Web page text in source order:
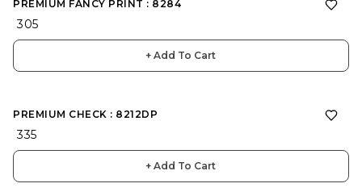
PREMIUM FANCY PRINT : 8284
₹ 305
+ Add To Cart
PREMIUM CHECK : 8212DP
₹ 335
+ Add To Cart